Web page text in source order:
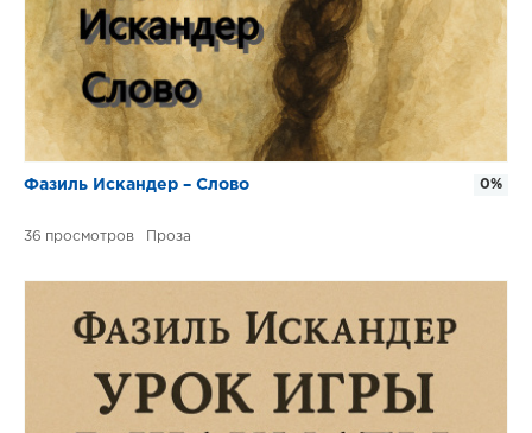
Фазиль Искандер – Слово
36 Проза
0%